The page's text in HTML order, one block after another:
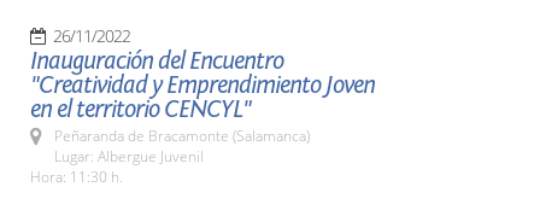
26/11/2022
Inauguración del Encuentro
"Creatividad y Emprendimiento Joven
en el territorio CENCYL"
Peñaranda de Bracamonte (Salamanca)
Lugar: Albergue Juvenil
Hora: 11:30 h.